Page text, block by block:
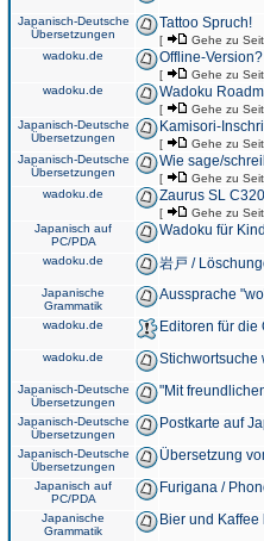
Japanisch-Deutsche
Übersetzungen
Tattoo Spruch!
[ Gehe zu
wadoku.de Offline-Version?
[ Gehe zu
wadoku.de Wadoku
[ Gehe zu
Japanisch-Deutsche
Übersetzungen
Kamisori-
[ Gehe zu
Japanisch-Deutsche
Übersetzungen
Wie sage/
[ Gehe zu
wadoku.de Zaurus SL
[ Gehe zu
Japanisch auf
PC/PDA
Wadoku für
wadoku.de 岩戸 /
Japanische
Grammatik
Aussprache
wadoku.de Editoren für
wadoku.de Stichwortsuche
Japanisch-Deutsche
Übersetzungen
"Mit
Japanisch-Deutsche
Übersetzungen
Postkarte auf
Japanisch-Deutsche
Übersetzungen
Übersetzung
Japanisch auf
PC/PDA
Furigana /
Japanische
Grammatik
Bier und